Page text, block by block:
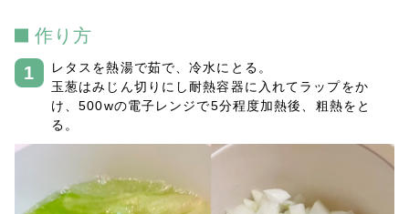
作り方
レタスを熱湯で茹で、冷水にとる。
玉葱はみじん切りにし耐熱容器に入れてラップをか
け、500wの電子レンジで5分程度加熱後、粗熱をと
る。